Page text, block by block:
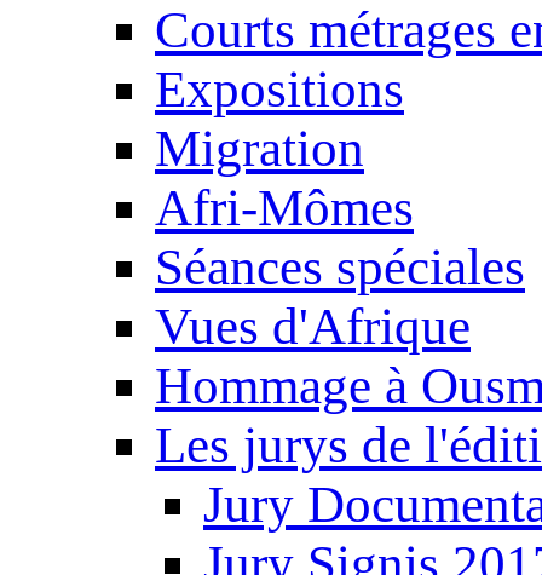
Courts métrages
Expositions
Migration
Afri-Mômes
Séances spéciales
Vues d'Afrique
Hommage à
Les jurys de
Jury
Jury Signis